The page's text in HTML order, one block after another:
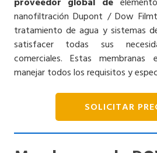
nanofiltración Dupont / Dow
tratamiento de agua y sistemas
satisfacer todas sus
comerciales. Estas membranas
manejar todos los requisitos y
SOLICITAR